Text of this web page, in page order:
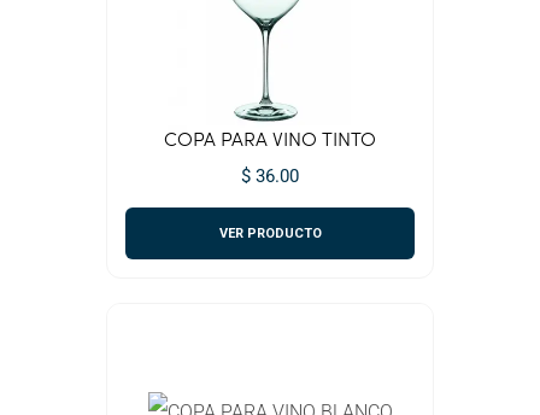
COPA PARA VINO TINTO
$ 36.00
VER PRODUCTO